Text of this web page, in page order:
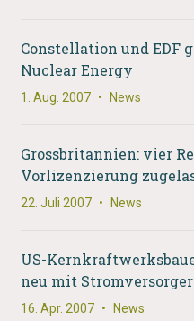
Constellation und EDF
Nuclear Energy
1. Aug. 2007 • News
Grossbritannien: vier
Vorlizenzierung
22. Juli 2007 • News
US-
neu mit Stromversorger
16. Apr. 2007 • News